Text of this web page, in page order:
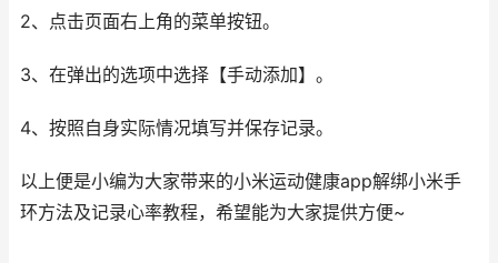
2、点击页面右上角的菜单按钮。
3、在弹出的选项中选择【手动添加】。
4、按照自身实际情况填写并保存记录。
以上便是小编为大家带来的小米运动健康app解绑小米手
环方法及记录心率教程，希望能为大家提供方便~